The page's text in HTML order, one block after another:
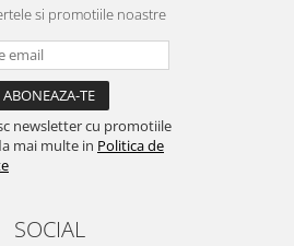
si promotiile noastre
newsletter cu promotiile
mai multe in Politica de
SOCIAL